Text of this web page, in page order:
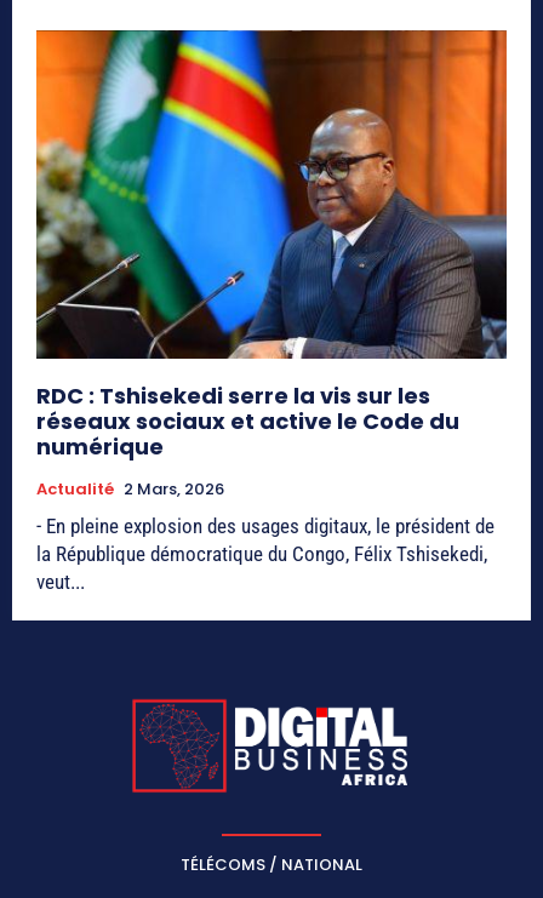
RDC : Tshisekedi serre la vis sur les
réseaux sociaux et active le Code du
numérique
Actualité 2 Mars, 2026
- En pleine explosion des usages digitaux, le président de
la République démocratique du Congo, Félix Tshisekedi,
veut...
TÉLÉCOMS / NATIONAL